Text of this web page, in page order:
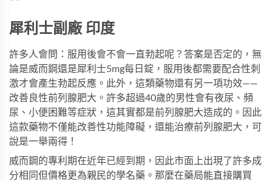
犀利士副廠 印度
許多人會問：服用後會不會一直勃起呢？答案是否定的，無
論是威而鋼還是犀利士5mg每日錠 ，服用後都需要配合性刺
激才會產生勃起反應。此外，這類藥物還有另一項功效——
改善良性前列腺肥大。許多超過40歲的男性會有夜尿、頻
尿、小便困難等症狀，這其實都是前列腺肥大造成的。因此
這款藥物不僅能改善性功能障礙，還能治療前列腺肥大，可
說是一舉兩得！
威而鋼的專利期在近年已經到期，因此市面上出現了許多成
分相同但價格更為親民的學名藥。那麼在藥局能直接購買